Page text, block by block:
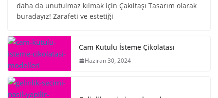
daha da unutulmaz kılmak için Çakıltaşı Tasarım olarak
buradayız! Zarafeti ve estetiği
Cam Kutulu İsteme Çikolatası
Haziran 30, 2024